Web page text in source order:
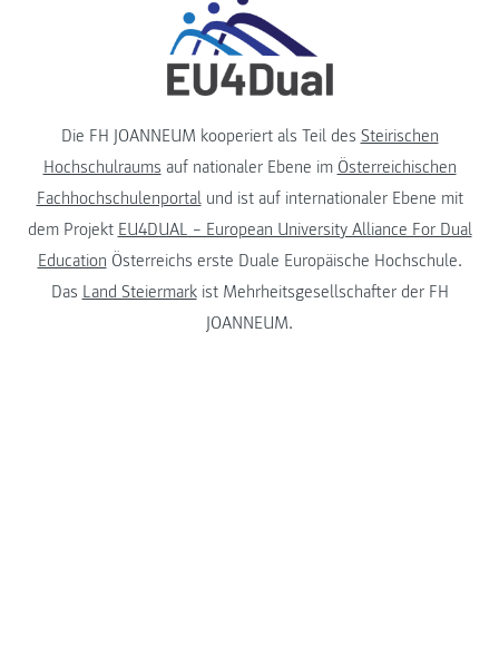
Die FH JOANNEUM kooperiert als Teil des Steirischen
Hochschulraums auf nationaler Ebene im Österreichischen
Fachhochschulenportalund ist auf internationaler Ebene mit
dem Projekt EU4DUAL – European University Alliance For Dual
Education Österreichs erste Duale Europäische Hochschule.
Das Land Steiermarkist Mehrheitsgesellschafter der FH
JOANNEUM.